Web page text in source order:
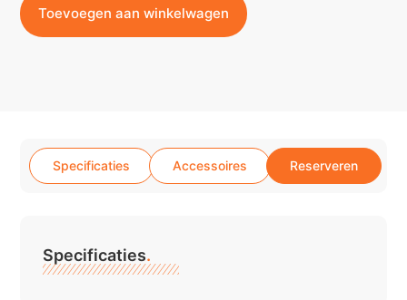
Toevoegen aan winkelwagen
Specificaties Accessoires Reserveren
Specificaties.